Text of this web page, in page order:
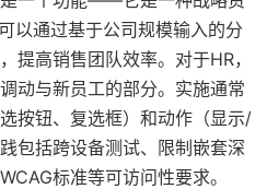
以通过基于公司规模输入的分
提高销售团队效率。对于HR，
动与新员工的部分。实施通常
按钮、复选框）和动作（显示/
包括跨设备测试、限制嵌套深
标准等可访问性要求。